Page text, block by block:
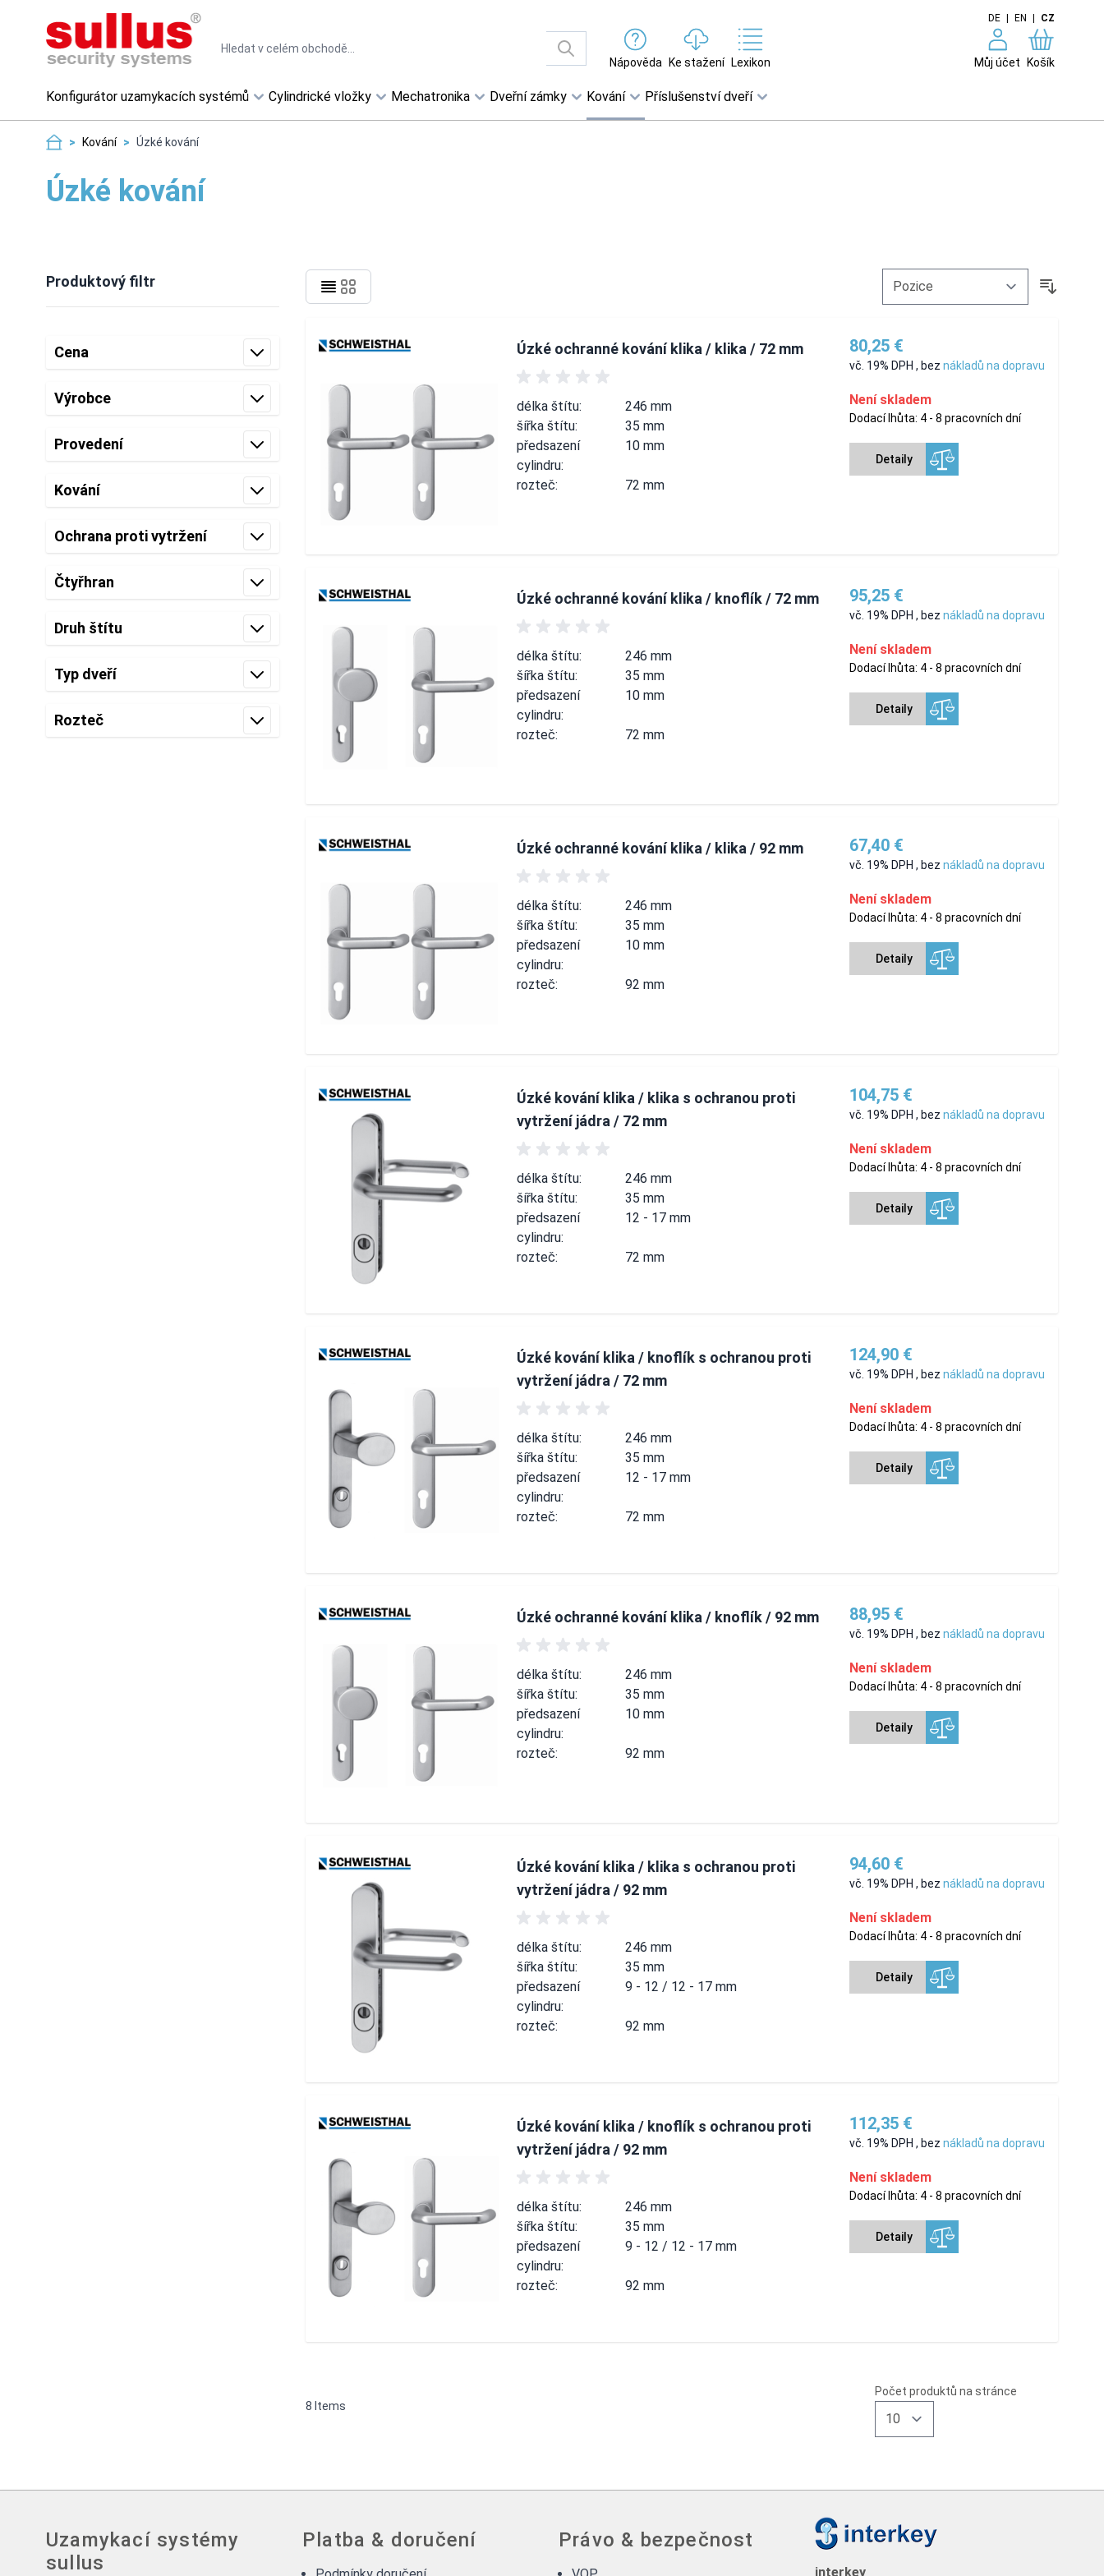
DE EN CZ
Nápověda
Ke stažení Lexikon Můj účet Košík
Konfigurátor uzamykacích systémů Cylindrické vložky Mechatronika Dveřní zámky Kování Příslušenství dveří
> Kování > Úzké kování
Úzké kování
Produktový filtr
Cena
Výrobce
Provedení
Kování
Ochrana proti vytržení
Čtyřhran
Druh štítu
Typ dveří
Rozteč
Úzké ochranné kování klika / klika / 72 mm
délka štítu:
246 mm
šířka štítu:
35 mm
předsazení
cylindru:
10 mm
rozteč: 72 mm
80,25 €
vč. 19% DPH , bez nákladů na dopravu
Není skladem
Dodací lhůta: 4 - 8 pracovních dní
Detaily
Úzké ochranné kování klika / knoflík / 72 mm
délka štítu:
246 mm
šířka štítu:
35 mm
předsazení
cylindru:
10 mm
rozteč: 72 mm
95,25 €
vč. 19% DPH , bez nákladů na dopravu
Není skladem
Dodací lhůta: 4 - 8 pracovních dní
Detaily
Úzké ochranné kování klika / klika / 92 mm
délka štítu:
246 mm
šířka štítu:
35 mm
předsazení
cylindru:
10 mm
rozteč: 92 mm
67,40 €
vč. 19% DPH , bez nákladů na dopravu
Není skladem
Dodací lhůta: 4 - 8 pracovních dní
Detaily
Úzké kování klika / klika s ochranou proti
vytržení jádra / 72 mm
délka štítu:
246 mm
šířka štítu:
35 mm
předsazení
cylindru:
12 - 17 mm
rozteč: 72 mm
104,75 €
vč. 19% DPH , bez nákladů na dopravu
Není skladem
Dodací lhůta: 4 - 8 pracovních dní
Detaily
Úzké kování klika / knoflík s ochranou proti
vytržení jádra / 72 mm
délka štítu:
246 mm
šířka štítu:
35 mm
předsazení
cylindru:
12 - 17 mm
rozteč: 72 mm
124,90 €
vč. 19% DPH , bez nákladů na dopravu
Není skladem
Dodací lhůta: 4 - 8 pracovních dní
Detaily
Úzké ochranné kování klika / knoflík / 92 mm
délka štítu:
246 mm
šířka štítu:
35 mm
předsazení
cylindru:
10 mm
rozteč: 92 mm
88,95 €
vč. 19% DPH , bez nákladů na dopravu
Není skladem
Dodací lhůta: 4 - 8 pracovních dní
Detaily
Úzké kování klika / klika s ochranou proti
vytržení jádra / 92 mm
délka štítu:
246 mm
šířka štítu:
35 mm
předsazení
cylindru:
9 - 12 / 12 - 17 mm
rozteč: 92 mm
94,60 €
vč. 19% DPH , bez nákladů na dopravu
Není skladem
Dodací lhůta: 4 - 8 pracovních dní
Detaily
Úzké kování klika / knoflík s ochranou proti
vytržení jádra / 92 mm
délka štítu:
246 mm
šířka štítu:
35 mm
předsazení
cylindru:
9 - 12 / 12 - 17 mm
rozteč: 92 mm
112,35 €
vč. 19% DPH , bez nákladů na dopravu
Není skladem
Dodací lhůta: 4 - 8 pracovních dní
Detaily
8 Items
Počet produktů na stránce
Uzamykací systémy
sullus
Platba & doručení Právo & bezpečnost
interkey